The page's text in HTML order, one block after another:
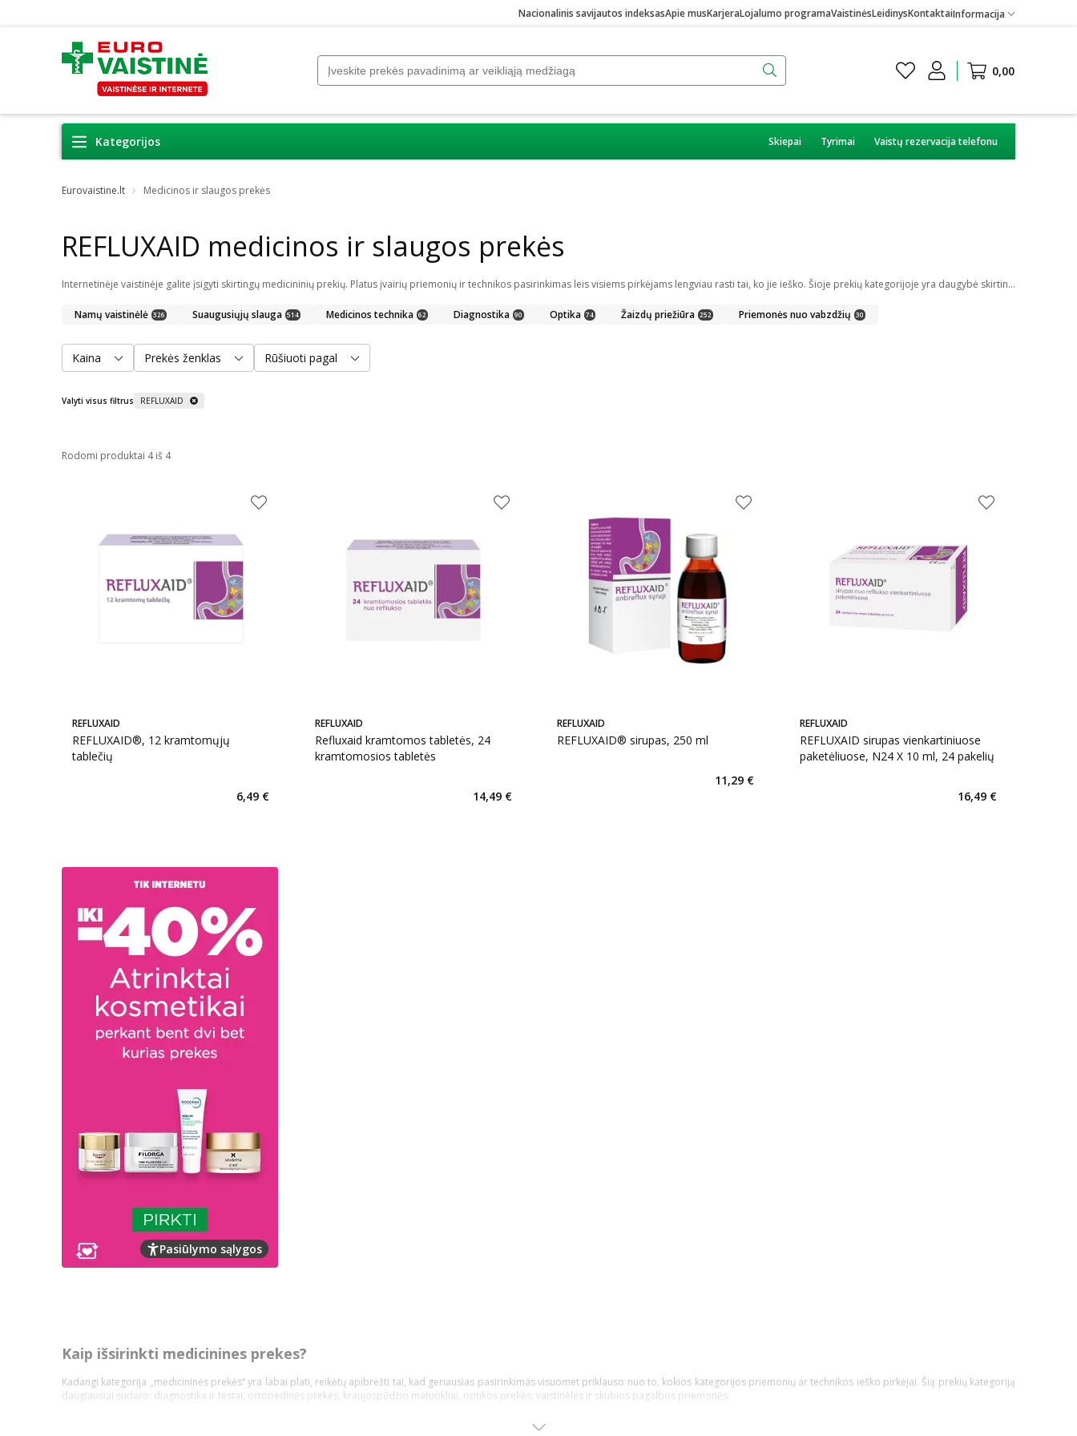
Nacionalinis savijautos indeksasApie musKarjeraLojalumo programaVaistinėsLeidinysKontaktaiInformacija
0,00
Kategorijos Skiepai Tyrimai Vaistų rezervacija telefonu
Eurovaistine.lt Medicinos ir slaugos prekės
REFLUXAID medicinos ir slaugos prekės
Internetinėje vaistinėje galite įsigyti skirtingų medicininių prekių. Platus įvairių priemonių ir technikos pasirinkimas leis visiems pirkėjams lengviau rasti tai, ko jie ieško. Šioje prekių kategorijoje yra daugybė skirtingų medicinos priemonių ir priedų, pradedant specialiais kremais ir pleistrais, baigiant kapsulėmis ar drėkinančiais akių lašais. Jeigu jums sunku apsispręsti, kurie produktai būtų geriausias ar tinkamiausias pasirinkimas, mūsų konsultantai gali jums patarti nuotoliniu būdu: internetu aktyviame pokalbio lange, el. paštu ar telefonu.
Namų vaistinėlė 326 Suaugusiųjų slauga 514 Medicinos technika 62 Diagnostika 90 Optika 74 Žaizdų priežiūra 252 Priemonės nuo vabzdžių 30
Kaina Prekės ženklas Rūšiuoti pagal
Valyti visus filtrus REFLUXAID
Rodomi produktai 4 iš 4
REFLUXAID
REFLUXAID®, 12 kramtomųjų
tablečių
6,49 €
REFLUXAID
Refluxaid kramtomos tabletės, 24
kramtomosios tabletės
14,49 €
REFLUXAID
REFLUXAID® sirupas, 250 ml
11,29 €
REFLUXAID
REFLUXAID sirupas vienkartiniuose
paketėliuose, N24 X 10 ml, 24 pakelių
16,49 €
Pasiūlymo sąlygos
Kaip išsirinkti medicinines prekes?
Kadangi kategorija „medicininės prekės“ yra labai plati, reikėtų apibrėžti tai, kad geriausias pasirinkimas visuomet priklauso nuo to, kokios kategorijos priemonių ar technikos ieško pirkėjai. Šią prekių kategoriją
daugiausiai sudaro: diagnostika ir testai, ortopedinės prekės, kraujospūdžio matuokliai, optikos prekės, vaistinėlės ir skubios pagalbos priemonės.